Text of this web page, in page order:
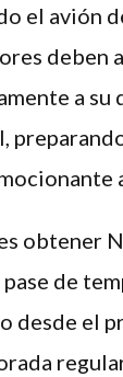
el avión
deben
a
obtener
de
desde el